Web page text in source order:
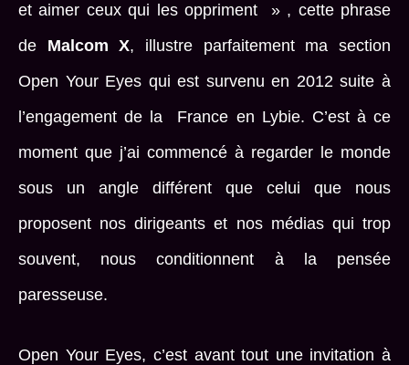
et aimer ceux qui les oppriment » , cette phrase
de Malcom X, illustre parfaitement ma section
Open Your Eyes qui est survenu en 2012 suite à
l’engagement de la France en Lybie. C’est à ce
moment que j’ai commencé à regarder le monde
sous un angle différent que celui que nous
proposent nos dirigeants et nos médias qui trop
souvent, nous conditionnent à la pensée
paresseuse.
Open Your Eyes, c’est avant tout une invitation à